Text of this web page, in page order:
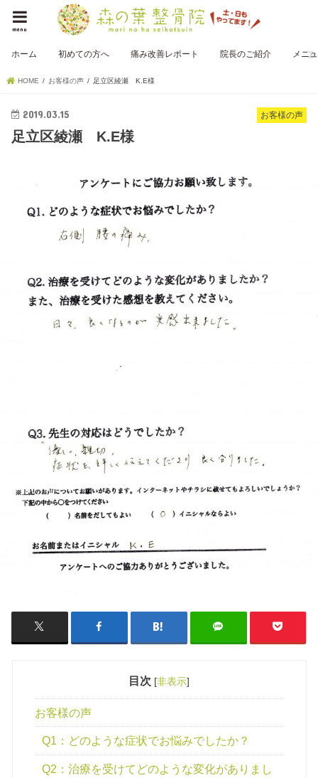
menu
ホーム 初めての方へ 痛み改善レポート 院長のご紹介 メニ
HOME お客様の声 足立区綾瀬 K.E様
お客様の声
2019.03.15
足立区綾瀬 K.E様
目次 [非表示]
お客様の声
Q1：どのような症状でお悩みでしたか？
Q2：治療を受けてどのような変化がありまし